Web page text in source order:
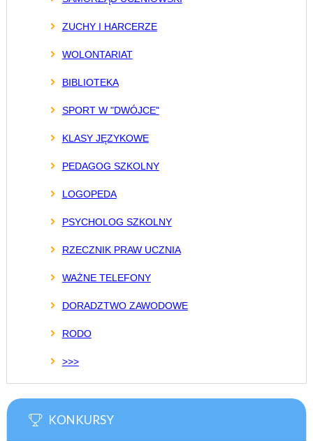
ZUCHY I HARCERZE
WOLONTARIAT
BIBLIOTEKA
SPORT W "DWÓJCE"
KLASY JĘZYKOWE
PEDAGOG SZKOLNY
LOGOPEDA
PSYCHOLOG SZKOLNY
RZECZNIK PRAW UCZNIA
WAŻNE TELEFONY
DORADZTWO ZAWODOWE
RODO
>>>
KONKURSY